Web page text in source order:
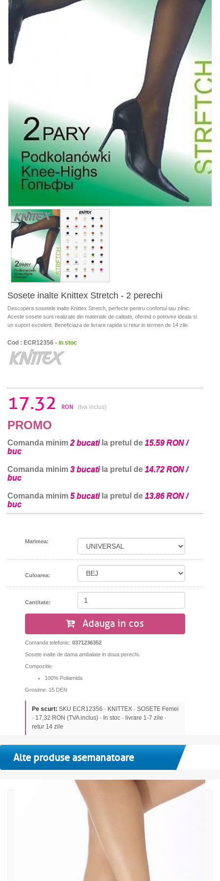
Sosete inalte Knittex Stretch - 2 perechi
Descopera sosetele inalte Knittex Stretch, perfecte pentru confortul tau zilnic.
Aceste sosete sunt realizate din materiale de calitate, oferind o potrivire ideala si
un suport excelent. Beneficiaza de livrare rapida si retur in termen de 14 zile.
Cod : ECR12356 - in stoc
17.32 RON (tva inclus)
PROMO
Comanda minim 2 bucatila pretul de 15.59 RON /
buc
Comanda minim 3 bucatila pretul de 14.72 RON /
buc
Comanda minim 5 bucatila pretul de 13.86 RON /
buc
Marimea:
Culoarea:
Cantitate:
Adauga in cos
Comanda telefonic: 0371236352
Sosete inalte de dama ambalate in doua perechi.
Compozitie:
100% Poliamida
Grosime: 15 DEN
Pe scurt: SKU ECR12356 · KNITTEX · SOSETE Femei
· 17,32 RON (TVA inclus) · In stoc · livrare 1-7 zile ·
retur 14 zile
Alte produse asemanatoare